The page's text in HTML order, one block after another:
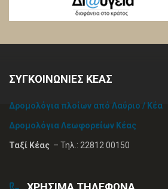
ΣΥΓΚΟΙΝΩΝΙΕΣ ΚΕΑΣ
Δρομολόγια πλοίων από Λαύριο / Κέα
Δρομολόγια Λεωφορείων Κέας
Ταξί Κέας – Τηλ.: 22812 00150